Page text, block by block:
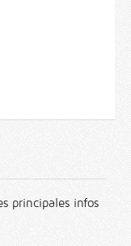
principales infos